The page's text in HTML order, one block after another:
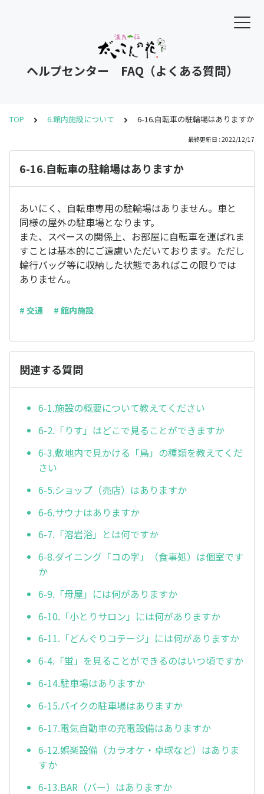
ヘルプセンター FAQ（よくある質問）
TOP 6.館内施設について 6-16.自転車の駐輪場はありますか
最終更新日 : 2022/12/17
6-16.自転車の駐輪場はありますか
あいにく、自転車専用の駐輪場はありません。車と
同様の屋外の駐車場となります。
また、スペースの関係上、お部屋に自転車を運ばれま
すことは基本的にご遠慮いただいております。ただし
輪行バッグ等に収納した状態であればこの限りでは
ありません。
# 交通 # 館内施設
関連する質問
6-1.施設の概要について教えてください
6-2.「りす」はどこで見ることができますか
6-3.敷地内で見かける「鳥」の種類を教えてくだ
さい
6-5.ショップ（売店）はありますか
6-6.サウナはありますか
6-7.「溶岩浴」とは何ですか
6-8.ダイニング「コの字」（食事処）は個室です
か
6-9.「母屋」には何がありますか
6-10.「小とりサロン」には何がありますか
6-11.「どんぐりコテージ」には何がありますか
6-4.「蛍」を見ることができるのはいつ頃ですか
6-14.駐車場はありますか
6-15.バイクの駐車場はありますか
6-17.電気自動車の充電設備はありますか
6-12.娯楽設備（カラオケ・卓球など）はありま
すか
6-13.BAR（バー）はありますか